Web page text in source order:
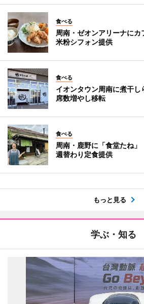
食べる
周南・ゼオンアリーナに
米粉シフォン提供
食べる
イオンタウン周南に煮干
席数増やし移転
食べる
周南・鹿野に「食堂たね
週替わり定食提供
もっと見る
学ぶ・知る